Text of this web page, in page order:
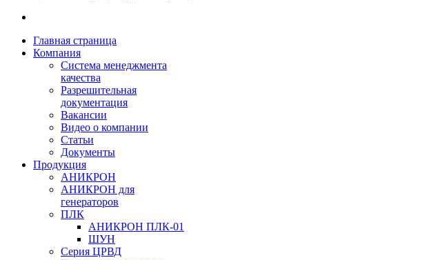
Главная страница
Компания
Система менеджмента
качества
Разрешительная
документация
Вакансии
Видео о компании
Статьи
Документы
Продукция
АНИКРОН
АНИКРОН для
генераторов
ПЛК
АНИКРОН ПЛК-01
ШУН
Серия ЦРВД